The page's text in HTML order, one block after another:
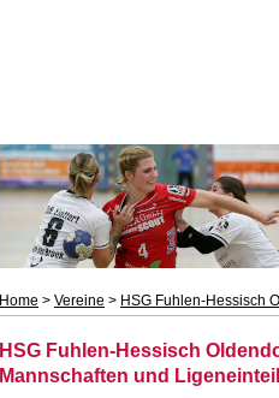
Home > Vereine > HSG Fuhlen-Hessisch
HSG Fuhlen-Hessisch
Mannschaften und